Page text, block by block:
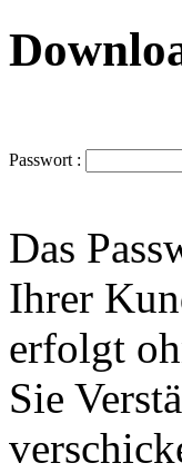
Passwort :
Das
Ihrer
erfolgt
Sie